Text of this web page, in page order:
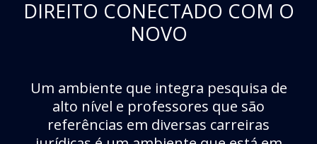
DIREITO CONECTADO COM O
NOVO
Um ambiente que integra pesquisa de
alto nível e professores que são
referências em diversas carreiras